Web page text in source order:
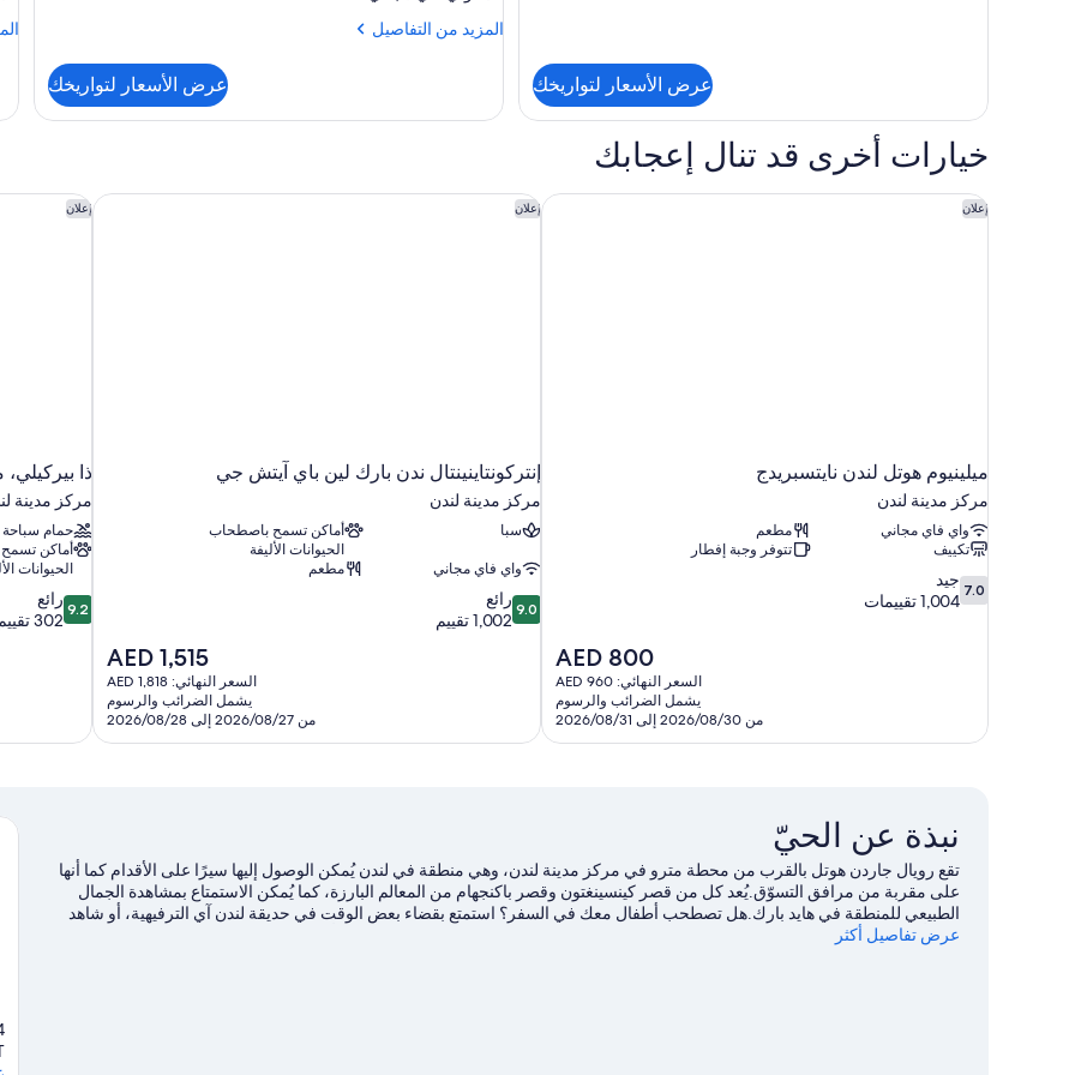
عرض الأسعار لتواريخك
المزيد من التفاصيل
المزيد
Classic
عرض الأسعار لتواريخك
خيارات أخرى قد تنال إعجابك
إعلان
ميلينيوم هوتل لندن نايتسبريدج
مركز مدينة لندن
واي فاي مجاني
مطعم
تكييف
تتوفر وجبة إفطار
7.0
من
7.0 جيد
1,004 تقييمات
السعر
الحالي
هو
AED
800
AED 800
السعر النهائي: AED 960
يشمل الضرائب والرسوم
من 2026/08/30 إلى 2026/08/31
ميلينيوم هوتل لندن نايتسبريدج إعلان
إنتركونتاينينتال ندن بارك لين باي آيتش جي
مركز مدينة لندن
سبا
أماكن تسمح باصطحاب
الحيوانات الأليفة
واي فاي مجاني
مطعم
9.0
من
9.0 رائع
1,002 تقييم
السعر
الحالي
هو
AED
1,515
AED 1,515
السعر النهائي: AED 1,818
يشمل الضرائب والرسوم
من 2026/08/27 إلى 2026/08/28
إنتركونتاينينتال ندن بارك لين باي آيتش جي إعلان
ذا بيركيلي،
مركز مدينة
حمام سباحة
أماكن
الحيوانات
9.2
من
9.2 رائع
302 تقييم
ذا بيركيلي،
نبذة عن الحيّ
تقع رويال جاردن هوتل ‏بالقرب من محطة مترو في مركز مدينة لندن، وهي منطقة في لندن يُمكن الوصول إليها سيرًا على الأقدام كما أنها
على مقربة من مرافق التسوّق.يُعد كل من قصر كينسينغتون وقصر باكنجهام من المعالم البارزة، كما يُمكن الاستمتاع بمشاهدة الجمال
الطبيعي للمنطقة في هايد بارك.هل تصطحب أطفال معك في السفر؟ استمتع بقضاء بعض الوقت في حديقة لندن آي الترفيهية، أو شاهد
حدثًا أو مبارة في استاد ويمبلي.يحب النزلاء موقع الفندق وذلك يرجع إلى المعالم السياحية. كما أنه يقع على مسافة قريبة من المواصلات
عرض تفاصيل أكثر